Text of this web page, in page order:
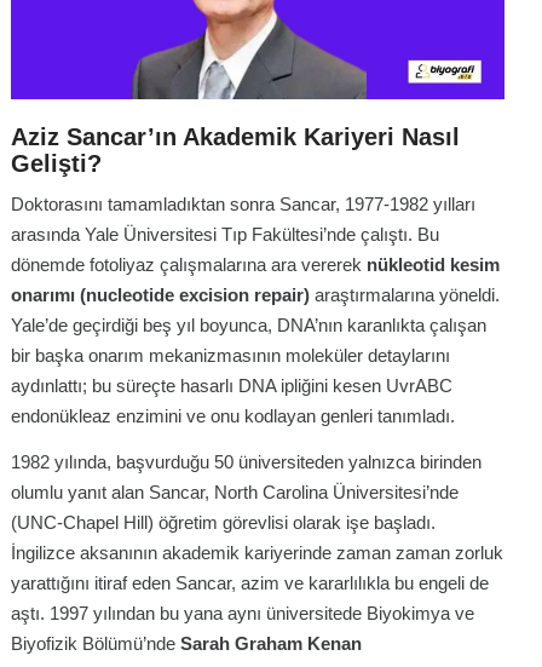
Aziz Sancar’ın Akademik Kariyeri Nasıl
Gelişti?
Doktorasını tamamladıktan sonra Sancar, 1977-1982 yılları
arasında Yale Üniversitesi Tıp Fakültesi’nde çalıştı. Bu
dönemde fotoliyaz çalışmalarına ara vererek nükleotid kesim
onarımı (nucleotide excision repair) araştırmalarına yöneldi.
Yale’de geçirdiği beş yıl boyunca, DNA’nın karanlıkta çalışan
bir başka onarım mekanizmasının moleküler detaylarını
aydınlattı; bu süreçte hasarlı DNA ipliğini kesen UvrABC
endonükleaz enzimini ve onu kodlayan genleri tanımladı.
1982 yılında, başvurduğu 50 üniversiteden yalnızca birinden
olumlu yanıt alan Sancar, North Carolina Üniversitesi’nde
(UNC-Chapel Hill) öğretim görevlisi olarak işe başladı.
İngilizce aksanının akademik kariyerinde zaman zaman zorluk
yarattığını itiraf eden Sancar, azim ve kararlılıkla bu engeli de
aştı. 1997 yılından bu yana aynı üniversitede Biyokimya ve
Biyofizik Bölümü’nde Sarah Graham Kenan